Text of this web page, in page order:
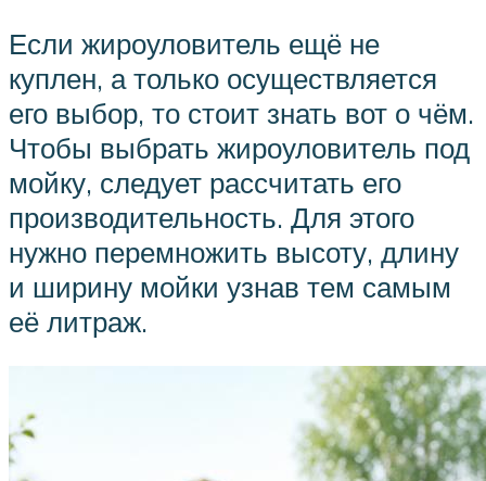
Если жироуловитель ещё не
куплен, а только осуществляется
его выбор, то стоит знать вот о чём.
Чтобы выбрать жироуловитель под
мойку, следует рассчитать его
производительность. Для этого
нужно перемножить высоту, длину
и ширину мойки узнав тем самым
её литраж.